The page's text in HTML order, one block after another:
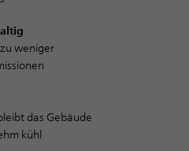
weniger
das Gebäude
kühl